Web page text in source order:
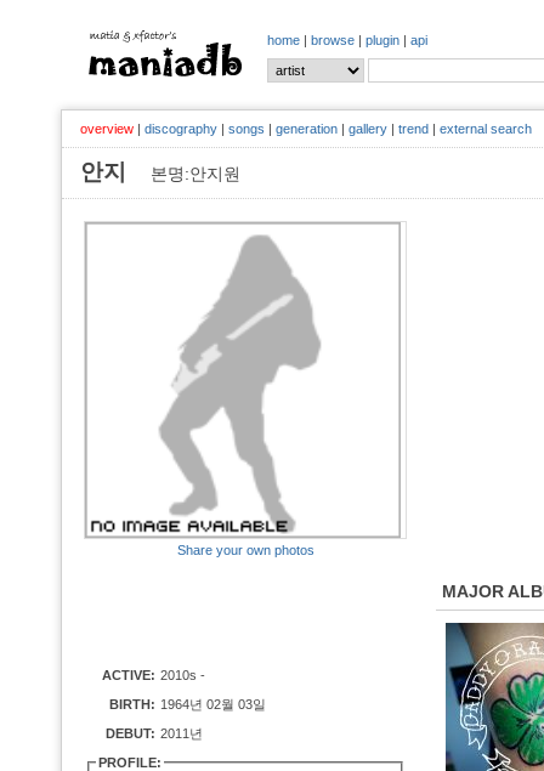
home | browse | plugin | api
overview | discography | songs | generation | gallery | trend | external search
안지 본명:안지원
Share your own photos
ACTIVE: 2010s -
BIRTH: 1964년 02월 03일
DEBUT: 2011년
PROFILE:
MAJOR